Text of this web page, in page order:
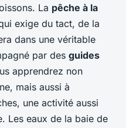
La pêche à la
exige du tact, de la
dans une véritable
par des guides
apprendrez non
mais aussi à
une activité aussi
Les eaux de la baie de